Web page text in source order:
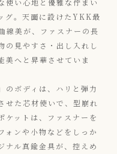
グ。天面に設けたYKK最
線美が、ファスナーの長
の見やすさ・出し入れし
美へと昇華させていま
のボディは、ハリと弾力
せた芯材使いで、型崩れ
ケットは、ファスナーを
ォンや小物などをしっか
ナル真鍮金具が、控えめ